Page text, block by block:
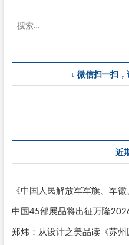
↓ 微信扫一扫
近
《中国人民解放军军旗、军
中国45部展品将出征万隆
郑炜：从设计之美品读《苏